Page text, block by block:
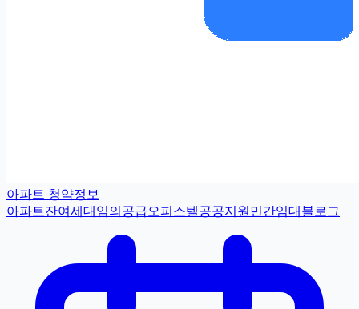
아파트 청약정보
아파트잔여세대 임의공급오피스텔공공지원민간임대 블로그